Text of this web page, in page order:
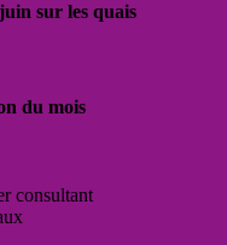
sur les quais
du mois
consultant